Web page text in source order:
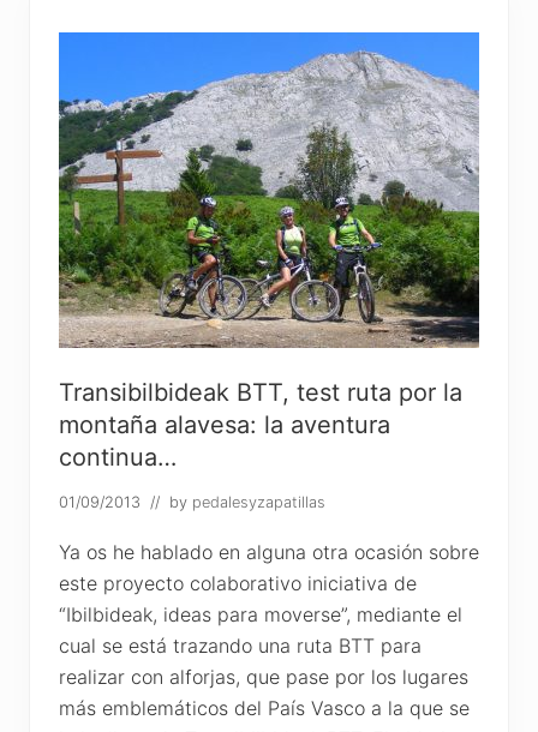
o
r
O
p
a
k
u
a
,
u
n
p
a
r
a
s
o
p
e
c
u
b
i
r
e
n
Á
l
Transibilbideak BTT, test ruta por la
montaña alavesa: la aventura
continua…
01/09/2013 // by pedalesyzapatillas
Ya os he hablado en alguna otra ocasión sobre
este proyecto colaborativo iniciativa de
“Ibilbideak, ideas para moverse”, mediante el
cual se está trazando una ruta BTT para
realizar con alforjas, que pase por los lugares
más emblemáticos del País Vasco a la que se